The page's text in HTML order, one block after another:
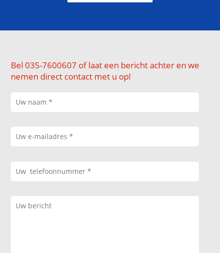
Bel 035-7600607 of laat een bericht achter en we
nemen direct contact met u op!